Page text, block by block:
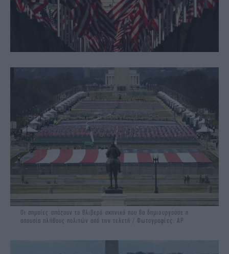
Οι σημαίες σπάζουν το θλιβερό σκηνικό που θα δημιουργούσε η
απουσία πλήθους πολιτών από την τελετή / Φωτογραφίες: ΑΡ